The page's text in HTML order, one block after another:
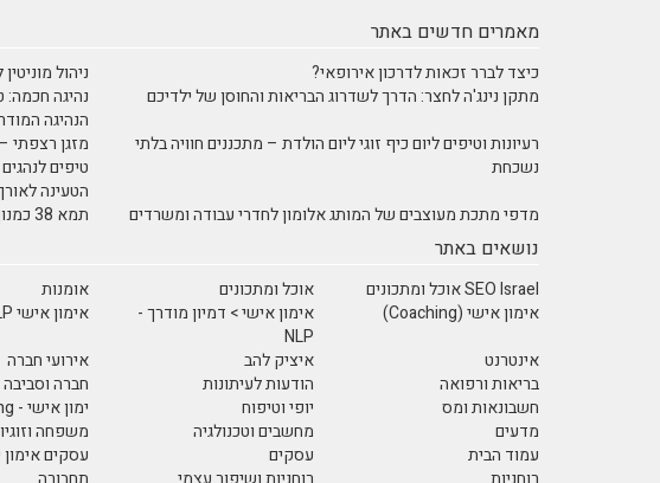
מאמרים חדשים באתר
כיצד לברר זכאות לדרכון אירופאי?
ניהול
מתקן נינג'ה לחצר: הדרך לשדרוג הבריאות והחוסן של ילדיכם
הנהיגה
רעיונות וטיפים ליום כיף זוגי ליום הולדת – מתכננים חוויה בלתי
נשכחת
מזגן רצפתי
טיפים
הטעינה
מדפי מתכת מעוצבים של המותג אלומון לחדרי עבודה ומשרדים
תמא 38 כמנוף לצמיחה כלכלית
נושאים באתר
SEO Israel אוכל ומתכונים אוכל ומתכונים אומנות
אימון אישי (Coaching)
אימון אישי > דמיון מודרך -
NLP
אימון אישי NLP
אינטרנט
איציק להב אירועי חברה
בריאות ורפואה
הודעות לעיתונות חברה וסביבה
חשבונאות ומס
יופי וטיפוח ימון אישי - Coaching
מדעים
מחשבים וטכנולגיה משפחה
עמוד הבית
עסקים עסקים